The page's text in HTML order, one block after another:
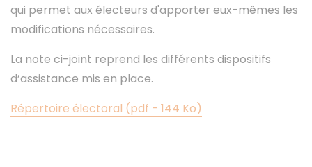
qui permet aux électeurs d'apporter eux-mêmes les
modifications nécessaires.
La note ci-joint reprend les différents dispositifs
d’assistance mis en place.
Répertoire électoral (pdf - 144 Ko)